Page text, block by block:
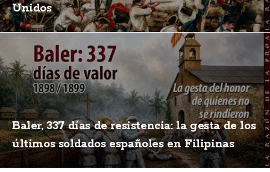
Unidos
Baler, 337 días de resistencia: la gesta de los
últimos soldados españoles en Filipinas